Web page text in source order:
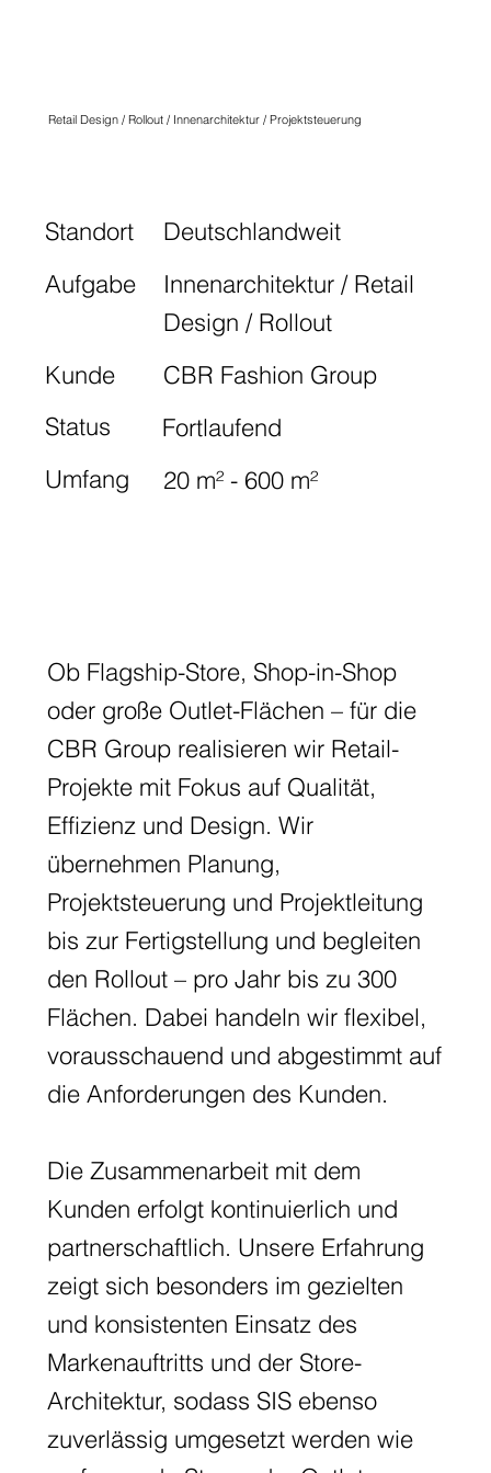
Standort
Deutschlandweit
Aufgabe
Innenarchitektur / Retail
Design / Rollout
Kunde
CBR Fashion Group
Status
Fortlaufend
Umfang
20 m² - 600 m²
Retail Design / Rollout / Innenarchitektur / Projektsteuerung
Ob Flagship-Store, Shop-in-Shop
oder große Outlet-Flächen – für die
CBR Group realisieren wir Retail-
Projekte mit Fokus auf Qualität,
Effizienz und Design. Wir
übernehmen Planung,
Projektsteuerung und Projektleitung
bis zur Fertigstellung und begleiten
den Rollout – pro Jahr bis zu 300
Flächen. Dabei handeln wir flexibel,
vorausschauend und abgestimmt auf
die Anforderungen des Kunden.
Die Zusammenarbeit mit dem
Kunden erfolgt kontinuierlich und
partnerschaftlich. Unsere Erfahrung
zeigt sich besonders im gezielten
und konsistenten Einsatz des
Markenauftritts und der Store-
Architektur, sodass SIS ebenso
zuverlässig umgesetzt werden wie